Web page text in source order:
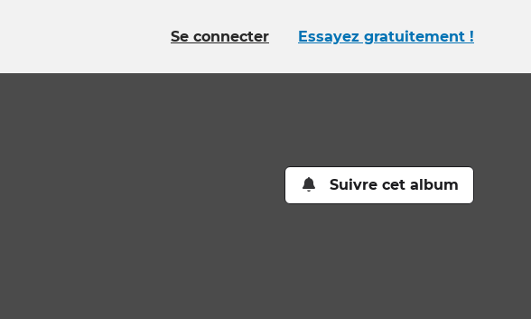
Se connecter Essayez gratuitement !
Suivre cet album